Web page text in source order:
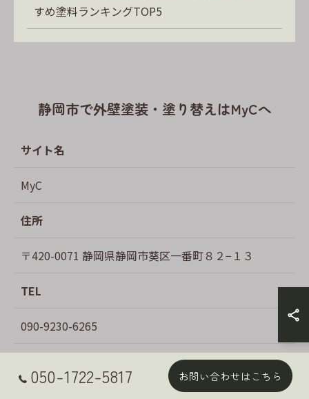
すめ塗料ランキングTOP5
静岡市で外壁塗装・塗り替えはMyCへ
サイト名
MyC
住所
〒420-0071 静岡県静岡市葵区一番町８２−１３
TEL
090-9230-6265
050-1722-5817 お問い合わせはこちら